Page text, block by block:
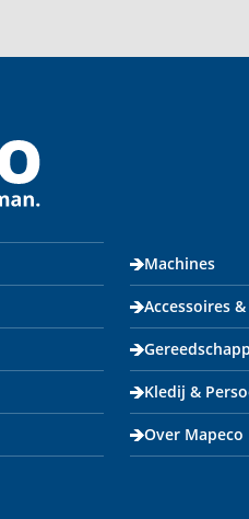
Machines
Accessoires
Kledij &
Over Mapeco